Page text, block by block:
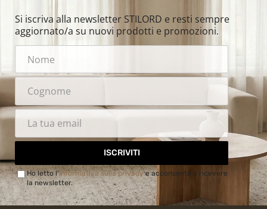
Si iscriva alla newsletter STILORD e resti sempre
aggiornato/a su nuovi prodotti e promozioni.
ISCRIVITI
Ho letto l'Informativa sulla privacye acconsento a ricevere
la newsletter.